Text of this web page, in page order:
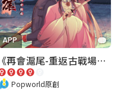
APP
《再會滬尾-重返古戰場》｜淡水老街實境遊戲｜實體遊戲盒
Popworld原創